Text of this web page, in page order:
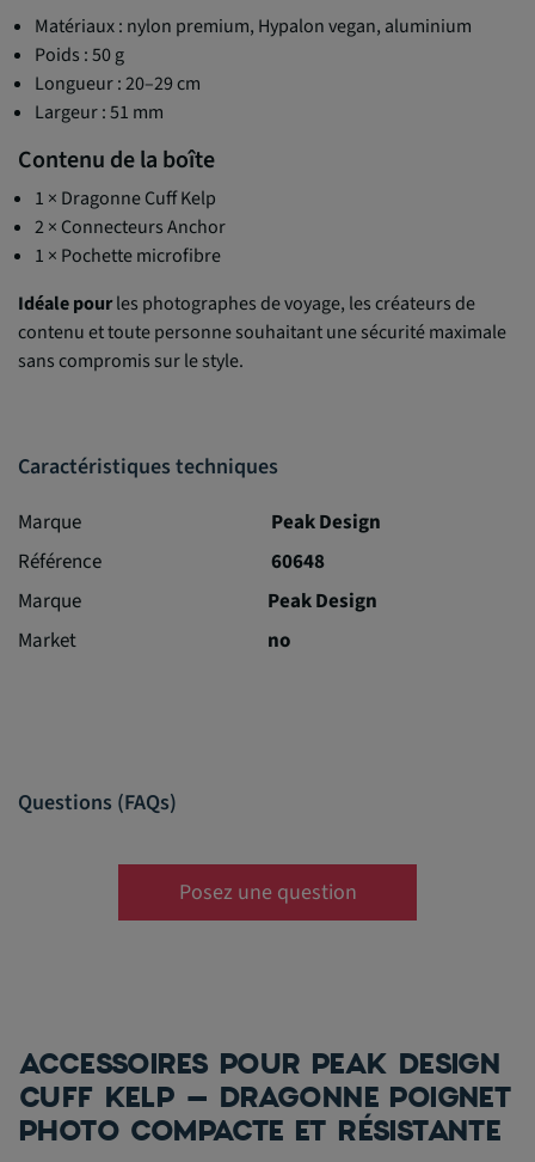
Matériaux : nylon premium, Hypalon vegan, aluminium
Poids : 50 g
Longueur : 20–29 cm
Largeur : 51 mm
Contenu de la boîte
1 × Dragonne Cuff Kelp
2 × Connecteurs Anchor
1 × Pochette microfibre
Idéale pourles photographes de voyage, les créateurs de
contenu et toute personne souhaitant une sécurité maximale
sans compromis sur le style.
Caractéristiques techniques
Marque
Peak Design
Référence
60648
Marque
Peak Design
Market
no
Questions (FAQs)
Posez une question
ACCESSOIRES POUR PEAK DESIGN
CUFF KELP – DRAGONNE POIGNET
PHOTO COMPACTE ET RÉSISTANTE